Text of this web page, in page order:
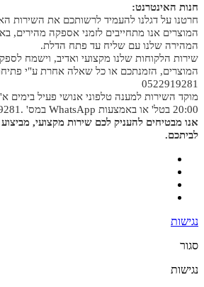
חנות האינטרנט:
חרטנו על דגלנו להעמיד לרשותכם את השירות
המוצרים אנו מתחייבים לזמני אספקה מהירים,
המהירה שלנו עם שליח עד פתח הדלת.
שירות הלקוחות שלנו מקצועי ואדיב, וישמח
המוצרים, הזמנתכם או כל שאלה אחרת ע"י
0522919281
20:00 בטל' או באמצעות WhatsApp במס' .0522919281
אנו מבטיחים להעניק לכם שירות מקצועי,
לביתכם.
נגישות
סגור
נגישות